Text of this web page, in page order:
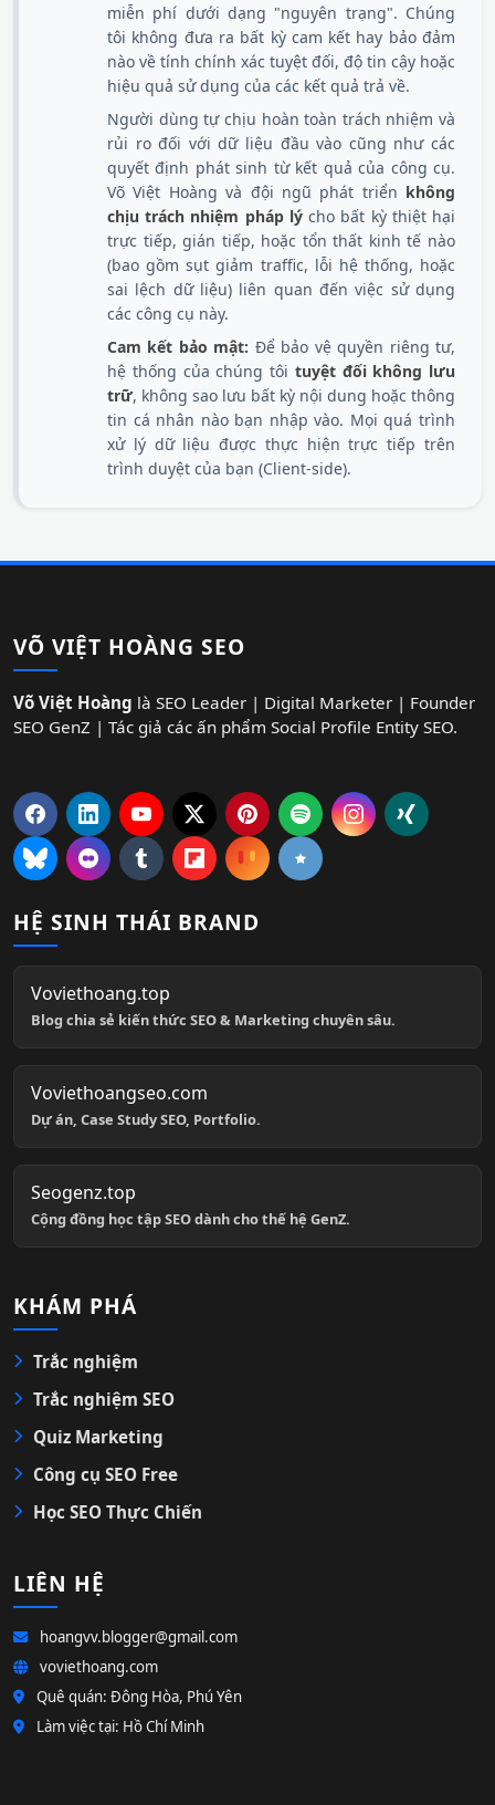
miễn phí dưới dạng "nguyên trạng". Chúng
tôi không đưa ra bất kỳ cam kết hay bảo đảm
nào về tính chính xác tuyệt đối, độ tin cậy hoặc
hiệu quả sử dụng của các kết quả trả về.
Người dùng tự chịu hoàn toàn trách nhiệm và
rủi ro đối với dữ liệu đầu vào cũng như các
quyết định phát sinh từ kết quả của công cụ.
Võ Việt Hoàng và đội ngũ phát triển không
chịu trách nhiệm pháp lýcho bất kỳ thiệt hại
trực tiếp, gián tiếp, hoặc tổn thất kinh tế nào
(bao gồm sụt giảm traffic, lỗi hệ thống, hoặc
sai lệch dữ liệu) liên quan đến việc sử dụng
các công cụ này.
Cam kết bảo mật: Để bảo vệ quyền riêng tư,
hệ thống của chúng tôi tuyệt đối không lưu
trữ, không sao lưu bất kỳ nội dung hoặc thông
tin cá nhân nào bạn nhập vào. Mọi quá trình
xử lý dữ liệu được thực hiện trực tiếp trên
trình duyệt của bạn (Client-side).
VÕ VIỆT HOÀNG SEO
Võ Việt Hoàng là SEO Leader | Digital Marketer | Founder
SEO GenZ | Tác giả các ấn phẩm Social Profile Entity SEO.
HỆ SINH THÁI BRAND
Voviethoang.top
Blog chia sẻ kiến thức SEO & Marketing chuyên sâu.
Voviethoangseo.com
Dự án, Case Study SEO, Portfolio.
Seogenz.top
Cộng đồng học tập SEO dành cho thế hệ GenZ.
KHÁM PHÁ
Trắc nghiệm
Trắc nghiệm SEO
Quiz Marketing
Công cụ SEO Free
Học SEO Thực Chiến
LIÊN HỆ
hoangvv.blogger@gmail.com
voviethoang.com
Quê quán: Đông Hòa, Phú Yên
Làm việc tại: Hồ Chí Minh